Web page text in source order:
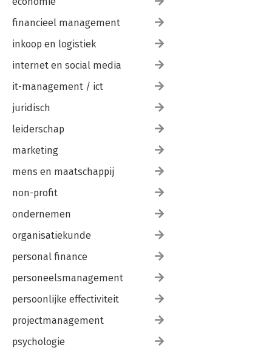
BIJLAGE 2
DANKWOORD 119
EINDNOTEN 121
ORGANISATIE VAN EEN PRODUCTIVITEITSSCAN 115
GEORGANISEERD VERSUS SPONTAAN 117
DANKWOORD 119
financieel management
inkoop en logistiek
internet en social media
it-management / ict
juridisch
leiderschap
marketing
mens en maatschappij
non-profit
ondernemen
organisatiekunde
personal finance
personeelsmanagement
persoonlijke effectiviteit
projectmanagement
psychologie